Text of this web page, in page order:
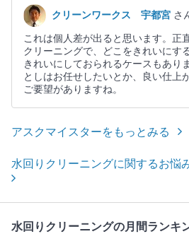
クリーンワークス 宇都宮 さ
これは個人差が出ると思います。正
クリーニングで、どこをきれいにす
きれいにしておられるケースもあり
としはお任せしたいとか、良い仕上
ご要望がありますね。
アスクマイスターをもっとみる
水回りクリーニングに関するお悩
水回りクリーニングの月間ランキ